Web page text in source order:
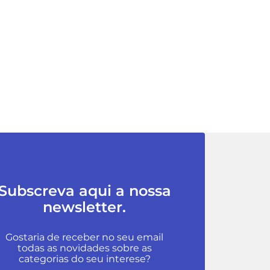
aqui a nossa
newsletter.
Gostaria de receber no seu email
todas as novidades sobre as
categorias do seu interese?